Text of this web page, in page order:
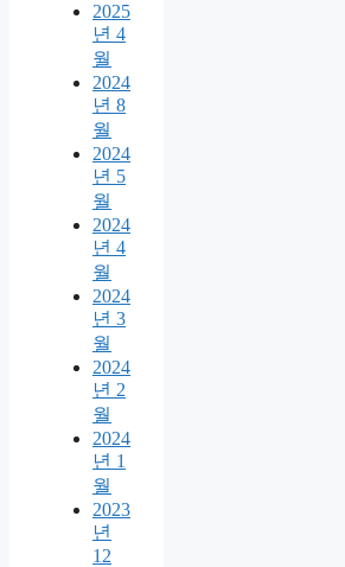
2025
년 4
월
2024
년 8
월
2024
년 5
월
2024
년 4
월
2024
년 3
월
2024
년 2
월
2024
년 1
월
2023
년
12